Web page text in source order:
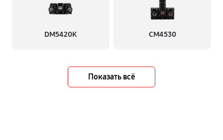
DM5420K CM4530
Показать всё